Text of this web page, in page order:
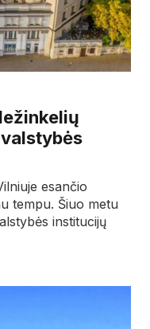
esančio
tempu. Šiuo metu
institucijų